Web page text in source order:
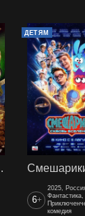
ДЕТЯМ
6+
2025,
Фантастика,
комедия